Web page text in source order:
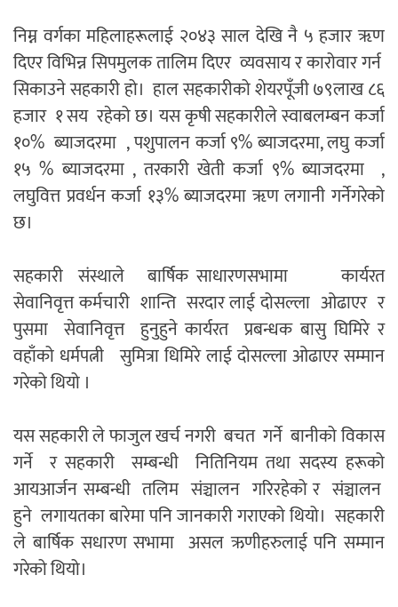
निम्न वर्गका महिलाहरूलाई २०४३ साल देखि नै ५ हजार ॠण
दिएर विभिन्न सिपमुलक तालिम दिएर व्यवसाय र कारोवार गर्न
सिकाउने सहकारी हो। हाल सहकारीको शेयरपूँजी ७९लाख ८६
हजार १ सय रहेको छ। यस कृषी सहकारीले स्वाबलम्बन कर्जा
१०% ब्याजदरमा , पशुपालन कर्जा ९% ब्याजदरमा, लघु कर्जा
१५ % ब्याजदरमा , तरकारी खेती कर्जा ९% ब्याजदरमा ,
लघुवित्त प्रवर्धन कर्जा १३% ब्याजदरमा ॠण लगानी गर्नेगरेको
छ।
सहकारी संस्थाले बार्षिक साधारणसभामा कार्यरत
सेवानिवृत्त कर्मचारी शान्ति सरदार लाई दोसल्ला ओढाएर र
पुसमा सेवानिवृत्त हुनुहुने कार्यरत प्रबन्धक बासु घिमिरे र
वहाँको धर्मपत्नी सुमित्रा धिमिरे लाई दोसल्ला ओढाएर सम्मान
गरेको थियो ।
यस सहकारी ले फाजुल खर्च नगरी बचत गर्ने बानीको विकास
गर्ने र सहकारी सम्बन्धी नितिनियम तथा सदस्य हरूको
आयआर्जन सम्बन्धी तलिम संञ्चालन गरिरहेको र संञ्चालन
हुने लगायतका बारेमा पनि जानकारी गराएको थियो। सहकारी
ले बार्षिक सधारण सभामा असल ऋणीहरुलाई पनि सम्मान
गरेको थियो।